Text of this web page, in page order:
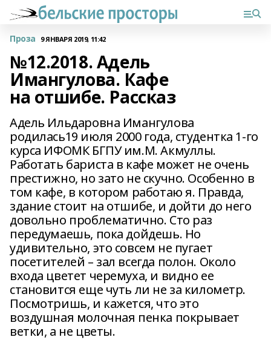
Проза 9 ЯНВАРЯ 2019, 11:42
№12.2018. Адель
Имангулова. Кафе
на отшибе. Рассказ
Адель Ильдаровна Имангулова
родилась19 июля 2000 года, студентка 1-го
курса ИФОМК БГПУ им.М. Акмуллы.
Работать бариста в кафе может не очень
престижно, но зато не скучно. Особенно в
том кафе, в котором работаю я. Правда,
здание стоит на отшибе, и дойти до него
довольно проблематично. Сто раз
передумаешь, пока дойдешь. Но
удивительно, это совсем не пугает
посетителей – зал всегда полон. Около
входа цветет черемуха, и видно ее
становится еще чуть ли не за километр.
Посмотришь, и кажется, что это
воздушная молочная пенка покрывает
ветки, а не цветы.